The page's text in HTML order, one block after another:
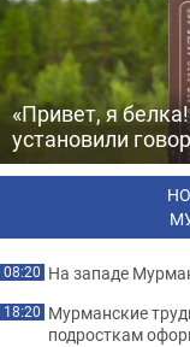
«Привет, я
установили
08:20 На западе
18:20 Мурманские
подросткам